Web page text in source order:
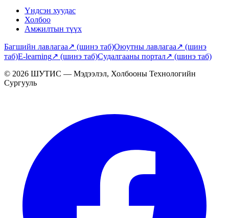
Үндсэн хуудас
Холбоо
Амжилтын түүх
Багшийн лавлагаа↗ (шинэ таб)Оюутны лавлагаа↗ (шинэ
таб)E-learning↗ (шинэ таб)Судалгааны портал↗ (шинэ таб)
© 2026 ШУТИС — Мэдээлэл, Холбооны Технологийн
Сургууль